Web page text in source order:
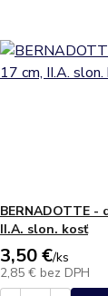
BERNADOTTE -
II.A. slon. kosť
3,50 €/ks
2,85 € bez DPH